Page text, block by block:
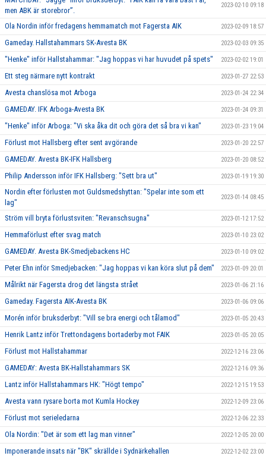
men ABK är storebror”.
2023-02-10 09:18
Ola Nordin inför fredagens hemmamatch mot Fagersta AIK 2023-02-09 18:57
Gameday. Hallstahammars SK-Avesta BK 2023-02-03 09:35
"Henke" inför Hallstahammar: "Jag hoppas vi har huvudet på spets" 2023-02-02 19:01
Ett steg närmare nytt kontrakt 2023-01-27 22:53
Avesta chanslösa mot Arboga 2023-01-24 22:34
GAMEDAY. IFK Arboga-Avesta BK 2023-01-24 09:31
"Henke" inför Arboga: "Vi ska åka dit och göra det så bra vi kan" 2023-01-23 19:04
Förlust mot Hallsberg efter sent avgörande 2023-01-20 22:57
GAMEDAY. Avesta BK-IFK Hallsberg 2023-01-20 08:52
Philip Andersson inför IFK Hallsberg: "Sett bra ut" 2023-01-19 19:30
Nordin efter förlusten mot Guldsmedshyttan: "Spelar inte som ett
lag"
2023-01-14 08:45
Ström vill bryta förlustsviten: "Revanschsugna" 2023-01-12 17:52
Hemmaförlust efter svag match 2023-01-10 23:02
GAMEDAY. Avesta BK-Smedjebackens HC 2023-01-10 09:02
Peter Ehn inför Smedjebacken: "Jag hoppas vi kan köra slut på dem" 2023-01-09 20:01
Målrikt när Fagersta drog det längsta strået 2023-01-06 21:16
Gameday. Fagersta AIK-Avesta BK 2023-01-06 09:06
Morén inför bruksderbyt: "Vill se bra energi och tålamod" 2023-01-05 20:43
Henrik Lantz inför Trettondagens bortaderby mot FAIK 2023-01-05 20:05
Förlust mot Hallstahammar 2022-12-16 23:06
GAMEDAY: Avesta BK-Hallstahammars SK 2022-12-16 09:36
Lantz inför Hallstahammars HK: "Högt tempo" 2022-12-15 19:53
Avesta vann rysare borta mot Kumla Hockey 2022-12-09 23:06
Förlust mot serieledarna 2022-12-06 22:33
Ola Nordin: "Det är som ett lag man vinner" 2022-12-05 20:00
Imponerande insats när "BK" skrällde i Sydnärkehallen 2022-12-02 23:00